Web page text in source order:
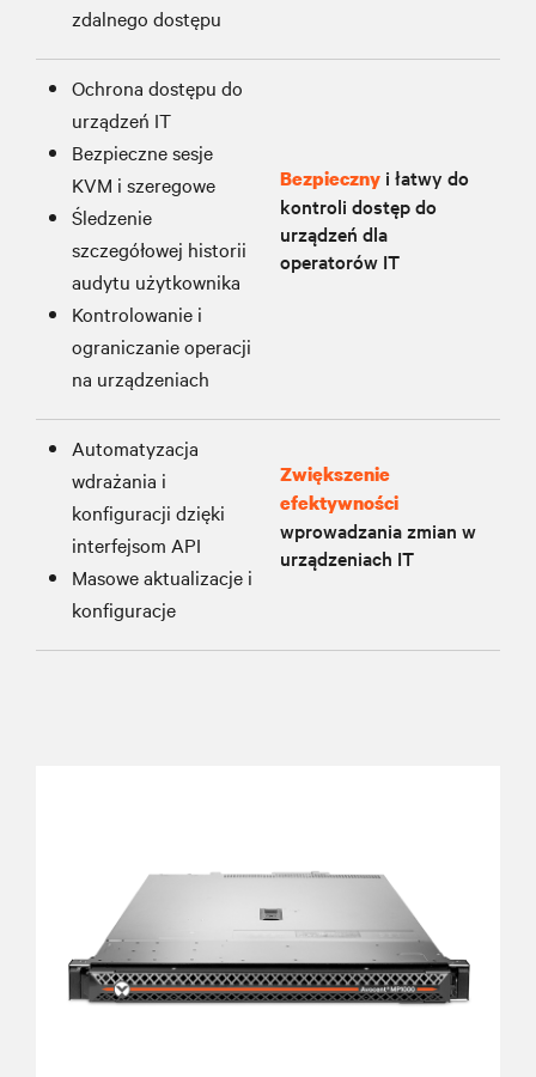
zdalnego dostępu
Ochrona dostępu do
urządzeń IT
Bezpieczne sesje
KVM i szeregowe
Śledzenie
szczegółowej historii
audytu użytkownika
Kontrolowanie i
ograniczanie operacji
na urządzeniach
Bezpieczny i łatwy do
kontroli dostęp do
urządzeń dla
operatorów IT
Automatyzacja
wdrażania i
konfiguracji dzięki
interfejsom API
Masowe aktualizacje i
konfiguracje
Zwiększenie
efektywności
wprowadzania zmian w
urządzeniach IT